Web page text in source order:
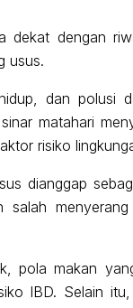
dekat dengan
usus.
dan polusi
matahari
risiko
dianggap
salah
pola makan
IBD. Selain